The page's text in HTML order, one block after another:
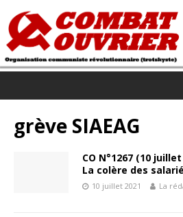
grève SIAEAG
CO N°1267 (10
La colère des
10 juillet 2021 La